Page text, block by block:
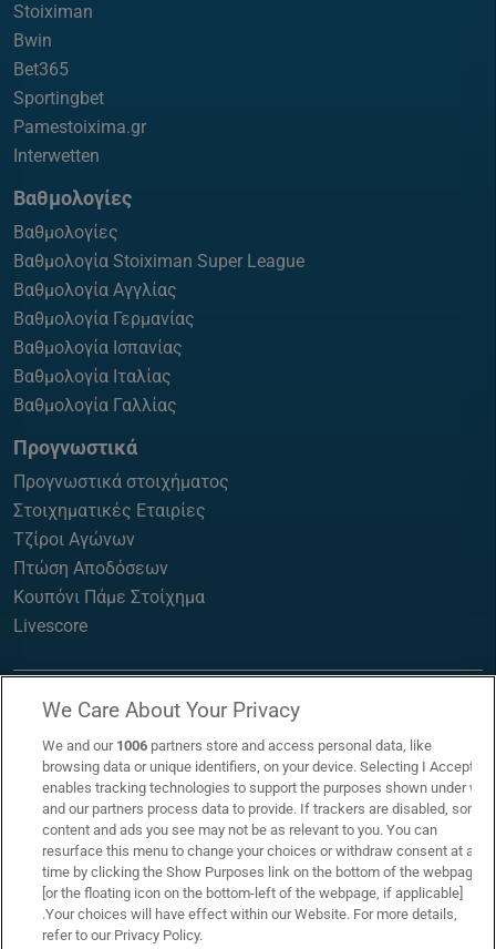
Stoiximan
Bwin
Bet365
Sportingbet
Pamestoixima.gr
Interwetten
Βαθμολογίες
Βαθμολογίες
Βαθμολογία Stoiximan Super League
Βαθμολογία Αγγλίας
Βαθμολογία Γερμανίας
Βαθμολογία Ισπανίας
Βαθμολογία Ιταλίας
Βαθμολογία Γαλλίας
Προγνωστικά
Προγνωστικά στοιχήματος
Στοιχηματικές Εταιρίες
Τζίροι Αγώνων
Πτώση Αποδόσεων
Κουπόνι Πάμε Στοίχημα
Livescore
We Care About Your Privacy
We and our 1006 partners store and access personal data, like
browsing data or unique identifiers, on your device. Selecting I Accept
enables tracking technologies to support the purposes shown under we
and our partners process data to provide. If trackers are disabled, some
content and ads you see may not be as relevant to you. You can
resurface this menu to change your choices or withdraw consent at any
time by clicking the Show Purposes link on the bottom of the webpage
[or the floating icon on the bottom-left of the webpage, if applicable]
.Your choices will have effect within our Website. For more details,
refer to our Privacy Policy.